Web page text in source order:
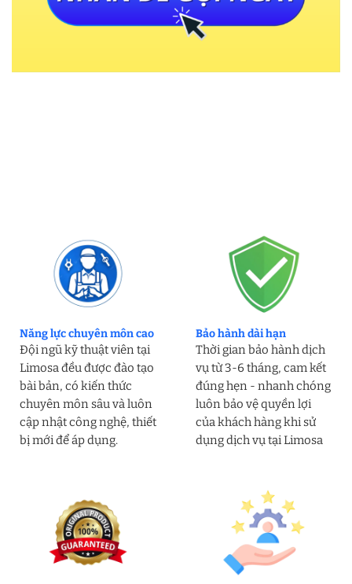
Năng lực chuyên môn cao
Đội ngũ kỹ thuật viên tại
Limosa đều được đào tạo
bài bản, có kiến thức
chuyên môn sâu và luôn
cập nhật công nghệ, thiết
bị mới để áp dụng.
Bảo hành dài hạn
Thời gian bảo hành dịch
vụ từ 3-6 tháng, cam kết
đúng hẹn - nhanh chóng
luôn bảo vệ quyền lợi
của khách hàng khi sử
dụng dịch vụ tại Limosa